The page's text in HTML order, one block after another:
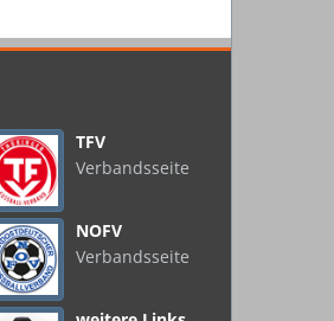
TFV
Verbandsseite
NOFV
Verbandsseite